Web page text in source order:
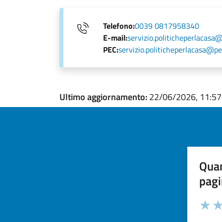
Telefono:0039 0817958340
E-mail:
PEC:
Ultimo aggiornamento:22/06/2026, 11:57
Valuta